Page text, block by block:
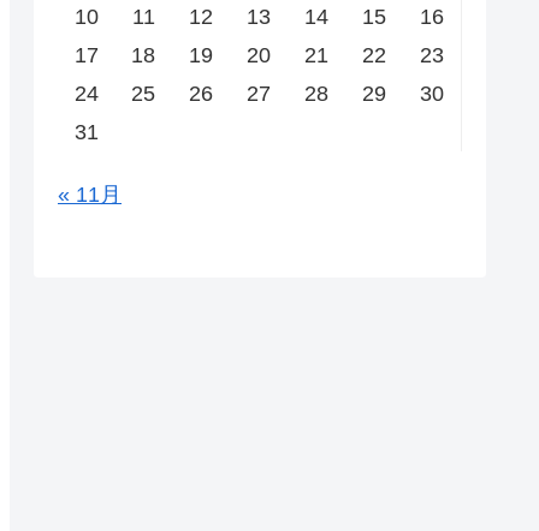
10 11 12 13 14 15
16
17
18 19 20 21 22
23
24
25 26 27 28 29
30
31
« 11月